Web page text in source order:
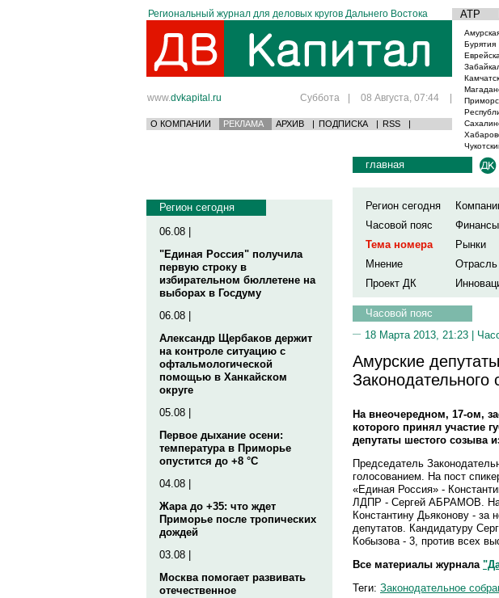
Региональный журнал для деловых кругов Дальнего Востока АТР
www.dvkapital.ru Суббота | 08 Августа, 07:44 |
О КОМПАНИИ РЕКЛАМА АРХИВ | ПОДПИСКА | RSS |
Бурятия
Регион сегодня
06.08 |
"Единая Россия" получила
первую строку в
избирательном бюллетене на
выборах в Госдуму
06.08 |
Александр Щербаков держит
на контроле ситуацию с
офтальмологической
помощью в Ханкайском
округе
05.08 |
Первое дыхание осени:
температура в Приморье
опустится до +8 °C
04.08 |
Жара до +35: что ждет
Приморье после тропических
дождей
03.08 |
Москва помогает развивать
отечественное
главная
Регион сегодня
Часовой пояс
Финансы
Тема номера
Рынки
Мнение
Отрасль
Проект ДК
Часовой пояс
18 Марта 2013, 21:23 |
Амурские
Законодательного
На внеочередном, 17-ом,
которого принял участие
депутаты шестого созыва
Председатель
голосованием. На пост
«Единая Россия» -
ЛДПР - Сергей АБРАМОВ.
Константину Дьяконову - за
депутатов. Кандидатуру
Кобызова - 3, против всех
Все материалы журнала
Теги: Законодательное